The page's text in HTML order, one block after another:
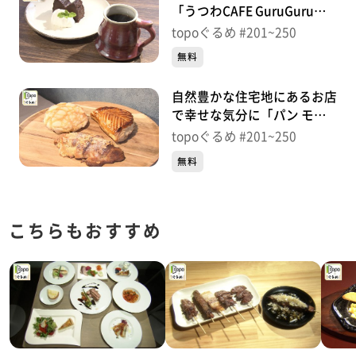
「うつわCAFE GuruGuru」
（太白区秋保町湯元木戸保）
topoぐるめ #201~250
無料
自然豊かな住宅地にあるお店
で幸せな気分に「パン モン
ターニュ」（青葉区錦ケ丘）
topoぐるめ #201~250
無料
こちらもおすすめ